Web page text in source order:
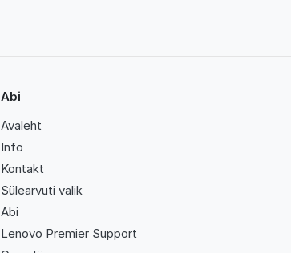
Abi
Avaleht
Info
Kontakt
Sülearvuti valik
Abi
Lenovo Premier Support